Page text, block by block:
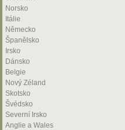
Norsko
Itálie
Německo
Španělsko
Irsko
Dánsko
Belgie
Nový Zéland
Skotsko
Švédsko
Severní Irsko
Anglie a Wales